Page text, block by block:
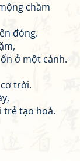
chầm
đóng.
ở một cành.
trời.
trẻ tạo hoá.